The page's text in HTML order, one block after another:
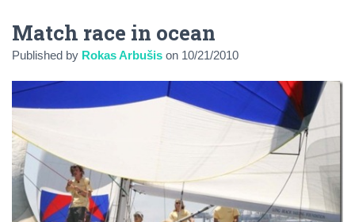
Match race in ocean
Published by Rokas Arbušis on 10/21/2010